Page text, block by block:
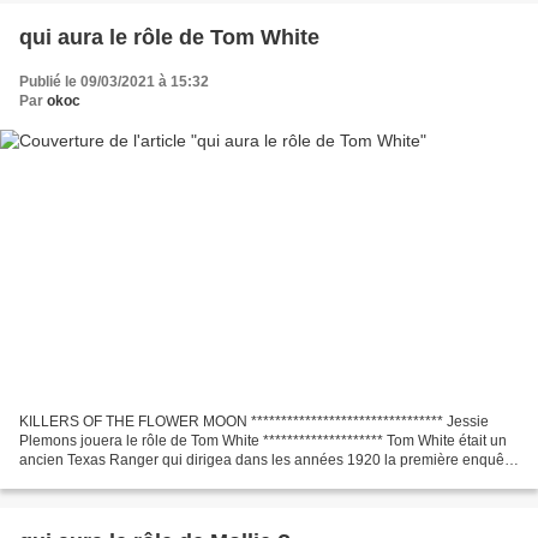
qui aura le rôle de Tom White
Publié le 09/03/2021 à 15:32
Par okoc
KILLERS OF THE FLOWER MOON ******************************** Jessie
Plemons jouera le rôle de Tom White ******************** Tom White était un
ancien Texas Ranger qui dirigea dans les années 1920 la première enquête